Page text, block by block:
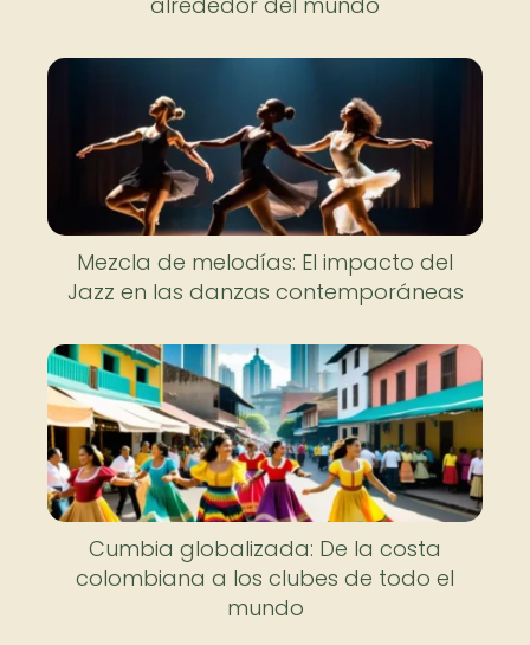
Mezcla de melodías: El impacto del
Jazz en las danzas contemporáneas
Cumbia globalizada: De la costa
colombiana a los clubes de todo el
mundo